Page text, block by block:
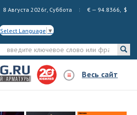
8 Августа 2026г, Суббота € — 94.8366, $
Select Language ▼
Весь сайт